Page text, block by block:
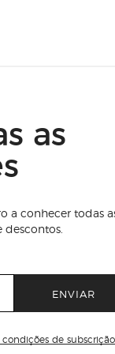
as
a conhecer todas
descontos.
ENVIAR
de subscrição